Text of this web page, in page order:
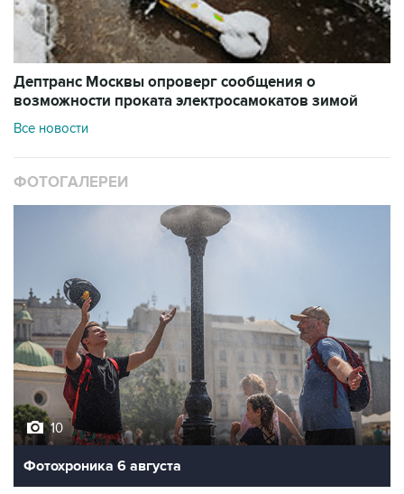
Дептранс Москвы опроверг сообщения о
возможности проката электросамокатов зимой
Все новости
ФОТОГАЛЕРЕИ
10
Фотохроника 6 августа